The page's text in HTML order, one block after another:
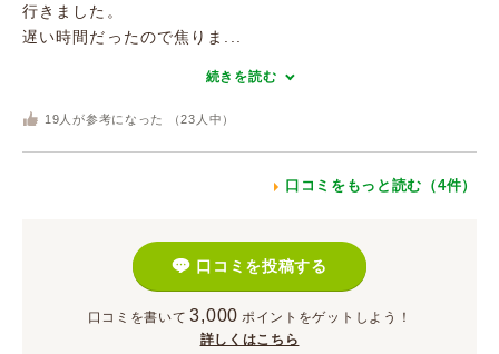
行きました。
遅い時間だったので焦りま...
続きを読む
19 人が参考になった （23 人中）
口コミをもっと読む（4件）
口コミを投稿する
口コミを書いて 3,000 ポイント をゲットしよう！
詳しくはこちら